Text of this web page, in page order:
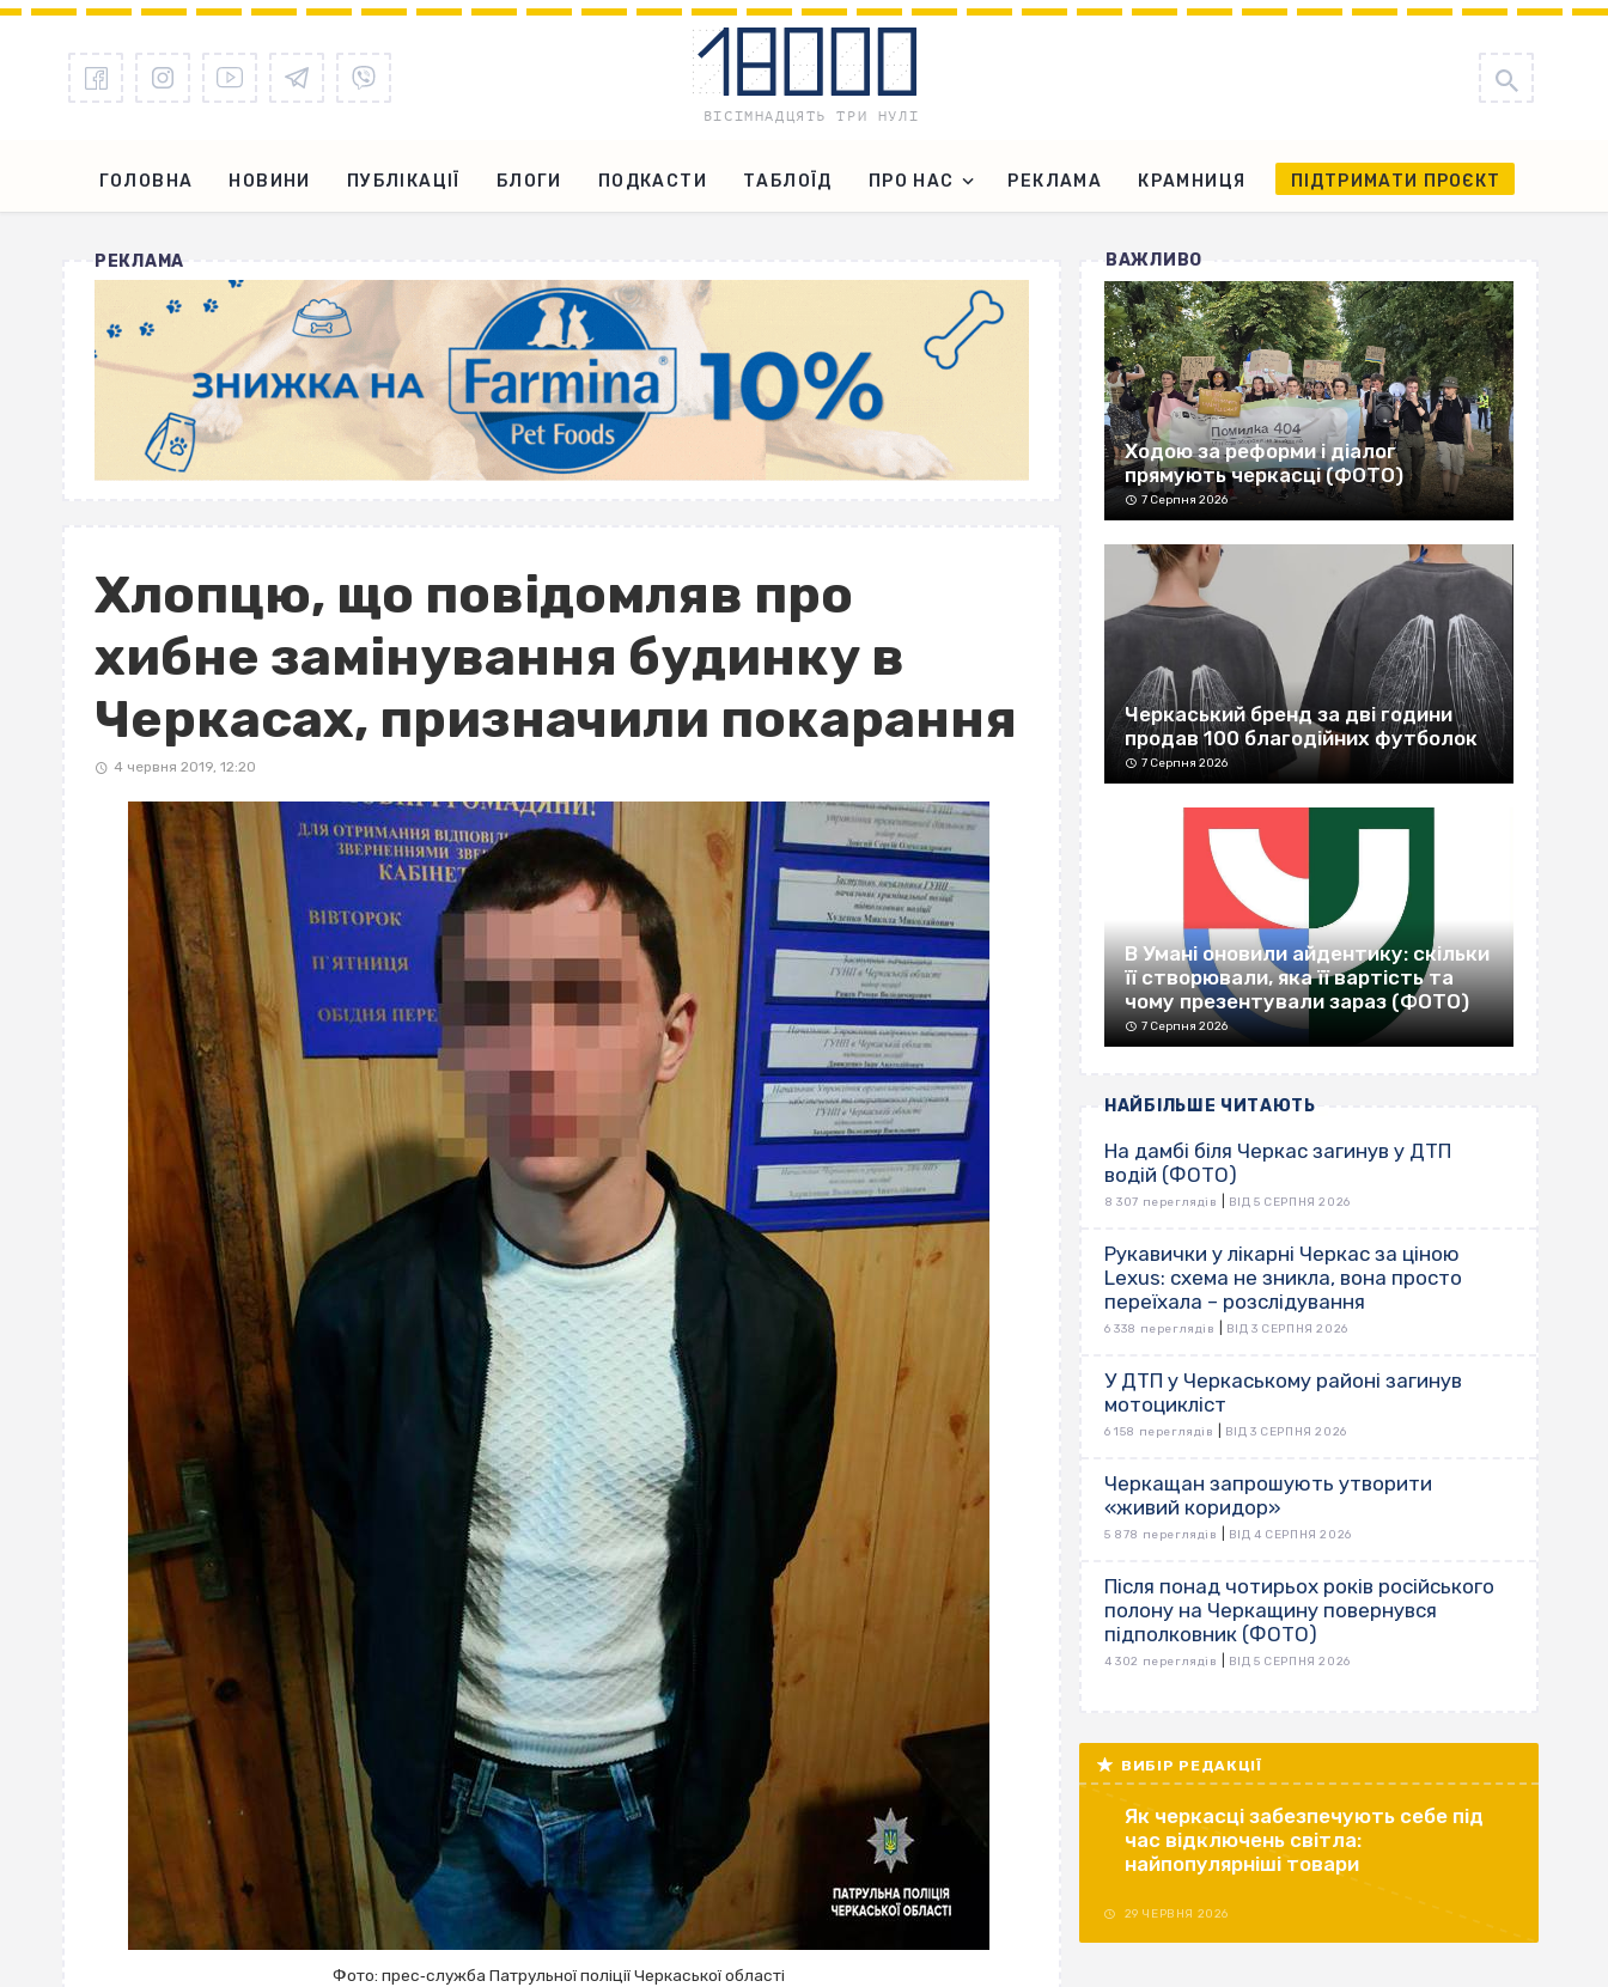
ГОЛОВНА НОВИНИ ПУБЛІКАЦІЇ БЛОГИ ПОДКАСТИ ТАБЛОЇД ПРО НАС РЕКЛАМА КРАМНИЦЯ ПІДТРИМАТИ ПРОЄКТ
РЕКЛАМА
Хлопцю, що повідомляв про
хибне замінування будинку в
Черкасах, призначили покарання
4 червня 2019, 12:20
Фото: прес‐служба Патрульної поліції Черкаської області
ВАЖЛИВО
Ходою за реформи і діалог
прямують черкасці (ФОТО)
7 Серпня 2026
Черкаський бренд за дві години
продав 100 благодійних футболок
7 Серпня 2026
В Умані оновили айдентику: скільки
її створювали, яка її вартість та
чому презентували зараз (ФОТО)
7 Серпня 2026
НАЙБІЛЬШЕ ЧИТАЮТЬ
На дамбі біля Черкас загинув у ДТП
водій (ФОТО)
8 307 переглядів ВІД 5 СЕРПНЯ 2026
Рукавички у лікарні Черкас за ціною
Lexus: схема не зникла, вона просто
переїхала – розслідування
6 338 переглядів ВІД 3 СЕРПНЯ 2026
У ДТП у Черкаському районі загинув
мотоцикліст
6 158 переглядів ВІД 3 СЕРПНЯ 2026
Черкащан запрошують утворити
«живий коридор»
5 878 переглядів ВІД 4 СЕРПНЯ 2026
Після понад чотирьох років російського
полону на Черкащину повернувся
підполковник (ФОТО)
4 302 переглядів ВІД 5 СЕРПНЯ 2026
ВИБІР РЕДАКЦІЇ
Як черкасці забезпечують себе під
час відключень світла:
найпопулярніші товари
29 ЧЕРВНЯ 2026